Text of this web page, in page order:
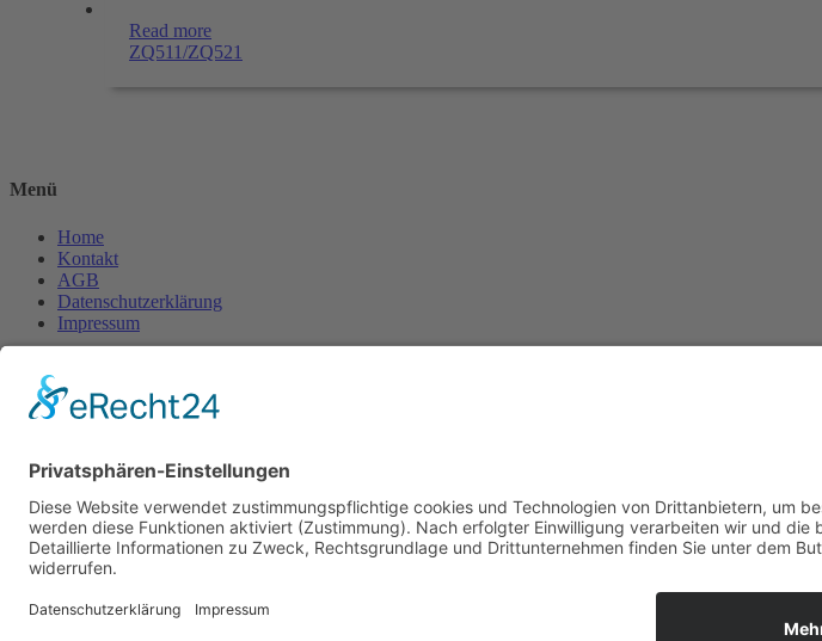
Read more
ZQ511/ZQ521
Menü
Home
Kontakt
AGB
Datenschutzerklärung
Impressum
BSI Vertriebs GmbH
64572 Büttelborn
Telefon: 00496152187370
Telefax: 004961521873727
E-Mail: info@bsivertrieb.de